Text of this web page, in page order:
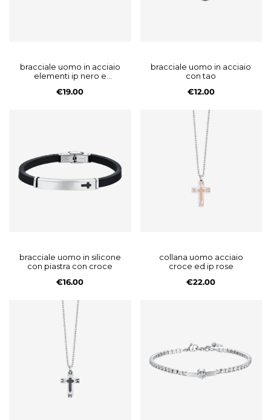
bracciale uomo in acciaio
elementi ip nero e
€19.00
bracciale uomo in acciaio
con tao
€12.00
bracciale uomo in silicone
con piastra con croce
€16.00
collana uomo acciaio
croce ed ip rose
€22.00